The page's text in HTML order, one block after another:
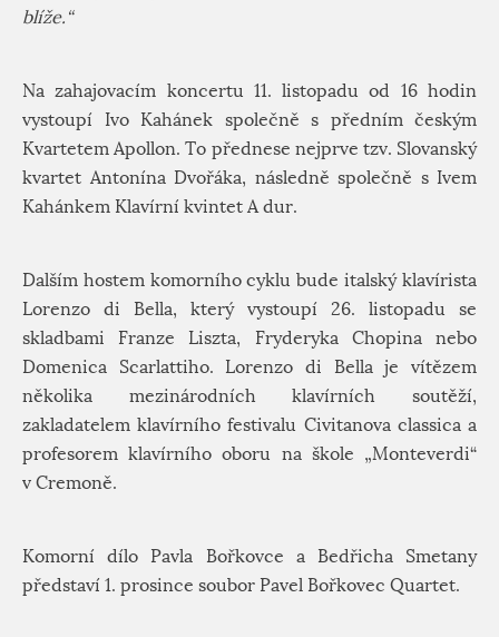
blíže.“
Na zahajovacím koncertu 11. listopadu od 16 hodin
vystoupí Ivo Kahánek společně s předním českým
Kvartetem Apollon. To přednese nejprve tzv. Slovanský
kvartet Antonína Dvořáka, následně společně s Ivem
Kahánkem Klavírní kvintet A dur.
Dalším hostem komorního cyklu bude italský klavírista
Lorenzo di Bella, který vystoupí 26. listopadu se
skladbami Franze Liszta, Fryderyka Chopina nebo
Domenica Scarlattiho. Lorenzo di Bella je vítězem
několika mezinárodních klavírních soutěží,
zakladatelem klavírního festivalu Civitanova classica a
profesorem klavírního oboru na škole „Monteverdi“
v Cremoně.
Komorní dílo Pavla Bořkovce a Bedřicha Smetany
představí 1. prosince soubor Pavel Bořkovec Quartet.